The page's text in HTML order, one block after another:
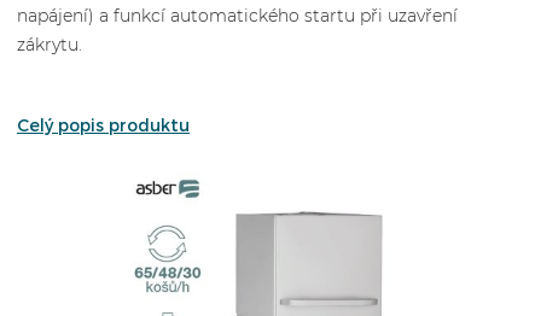
napájení) a funkcí automatického startu při uzavření
zákrytu.
Celý popis produktu